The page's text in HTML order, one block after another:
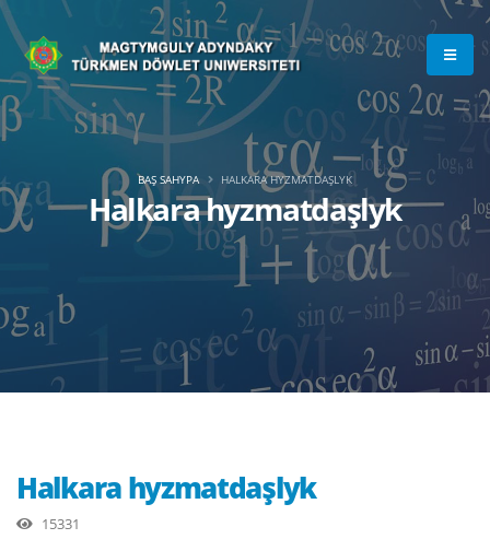
Halkara hyzmatdaşlyk
BAŞ SAHYPA HALKARA HYZMATDAŞLYK
Halkara hyzmatdaşlyk
15331